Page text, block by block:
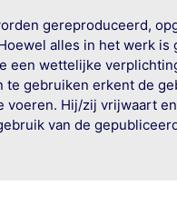
gereproduceerd,
alles in het werk
een wettelijke
gebruiken erkent de
voeren. Hij/zij vrijwaart
van de